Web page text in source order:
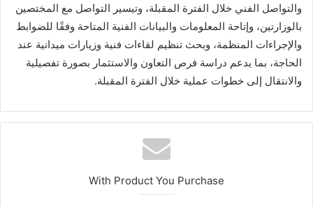
والتواصل الفني خلال الفترة المقبلة، وتيسير التواصل مع المختصين
بالوزارتين، وإتاحة المعلومات والبيانات الفنية المتاحة وفقًا للضوابط
والإجراءات المنظمة، وبحث تنظيم لقاءات فنية وزيارات ميدانية عند
الحاجة، بما يدعم دراسة فرص التعاون والاستثمار بصورة تفصيلية
والانتقال إلى خطوات عملية خلال الفترة المقبلة.
With Product You Purchase